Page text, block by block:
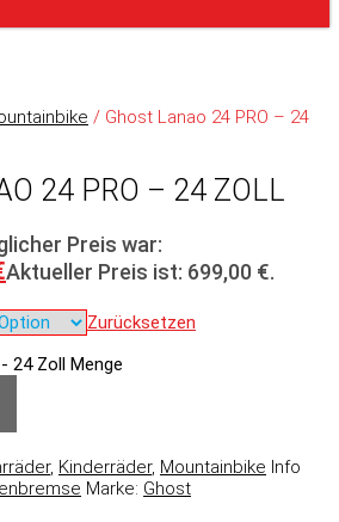
/ Ghost Lanao 24 PRO – 24
24 PRO – 24 ZOLL
Preis war:
Aktueller Preis ist: 699,00 €.
Zurücksetzen
24 Zoll Menge
, Kinderräder, Mountainbike Info
Marke: Ghost